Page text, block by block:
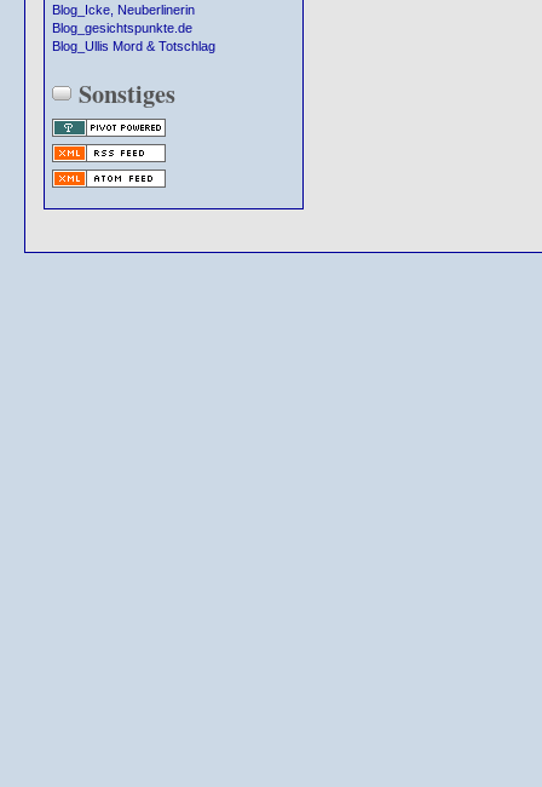
Blog_Icke, Neuberlinerin
Blog_gesichtspunkte.de
Blog_Ullis Mord & Totschlag
Sonstiges